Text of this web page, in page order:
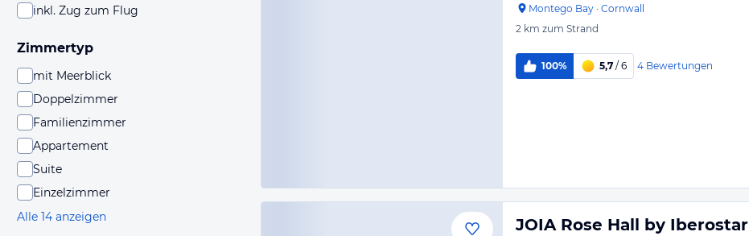
inkl. Zug zum Flug
Zimmertyp
mit Meerblick
Doppelzimmer
Familienzimmer
Appartement
Suite
Einzelzimmer
Alle 14 anzeigen
Montego Bay · Cornwall
2 km zum Strand
100% 5,7 / 6 4 Bewertungen
JOIA Rose Hall by Iberostar